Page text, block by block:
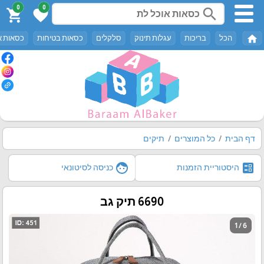
search
0
favorite
0
shopping_cart
home הכל בריכות עגלות תינוק סלקלים כסאות בטיחות כסאות
דף הבית כל המוצרים תיקים
ballot היסטוריית הזמנות face כניסה לסיטונאי
6690 תיק גב
1 / 6